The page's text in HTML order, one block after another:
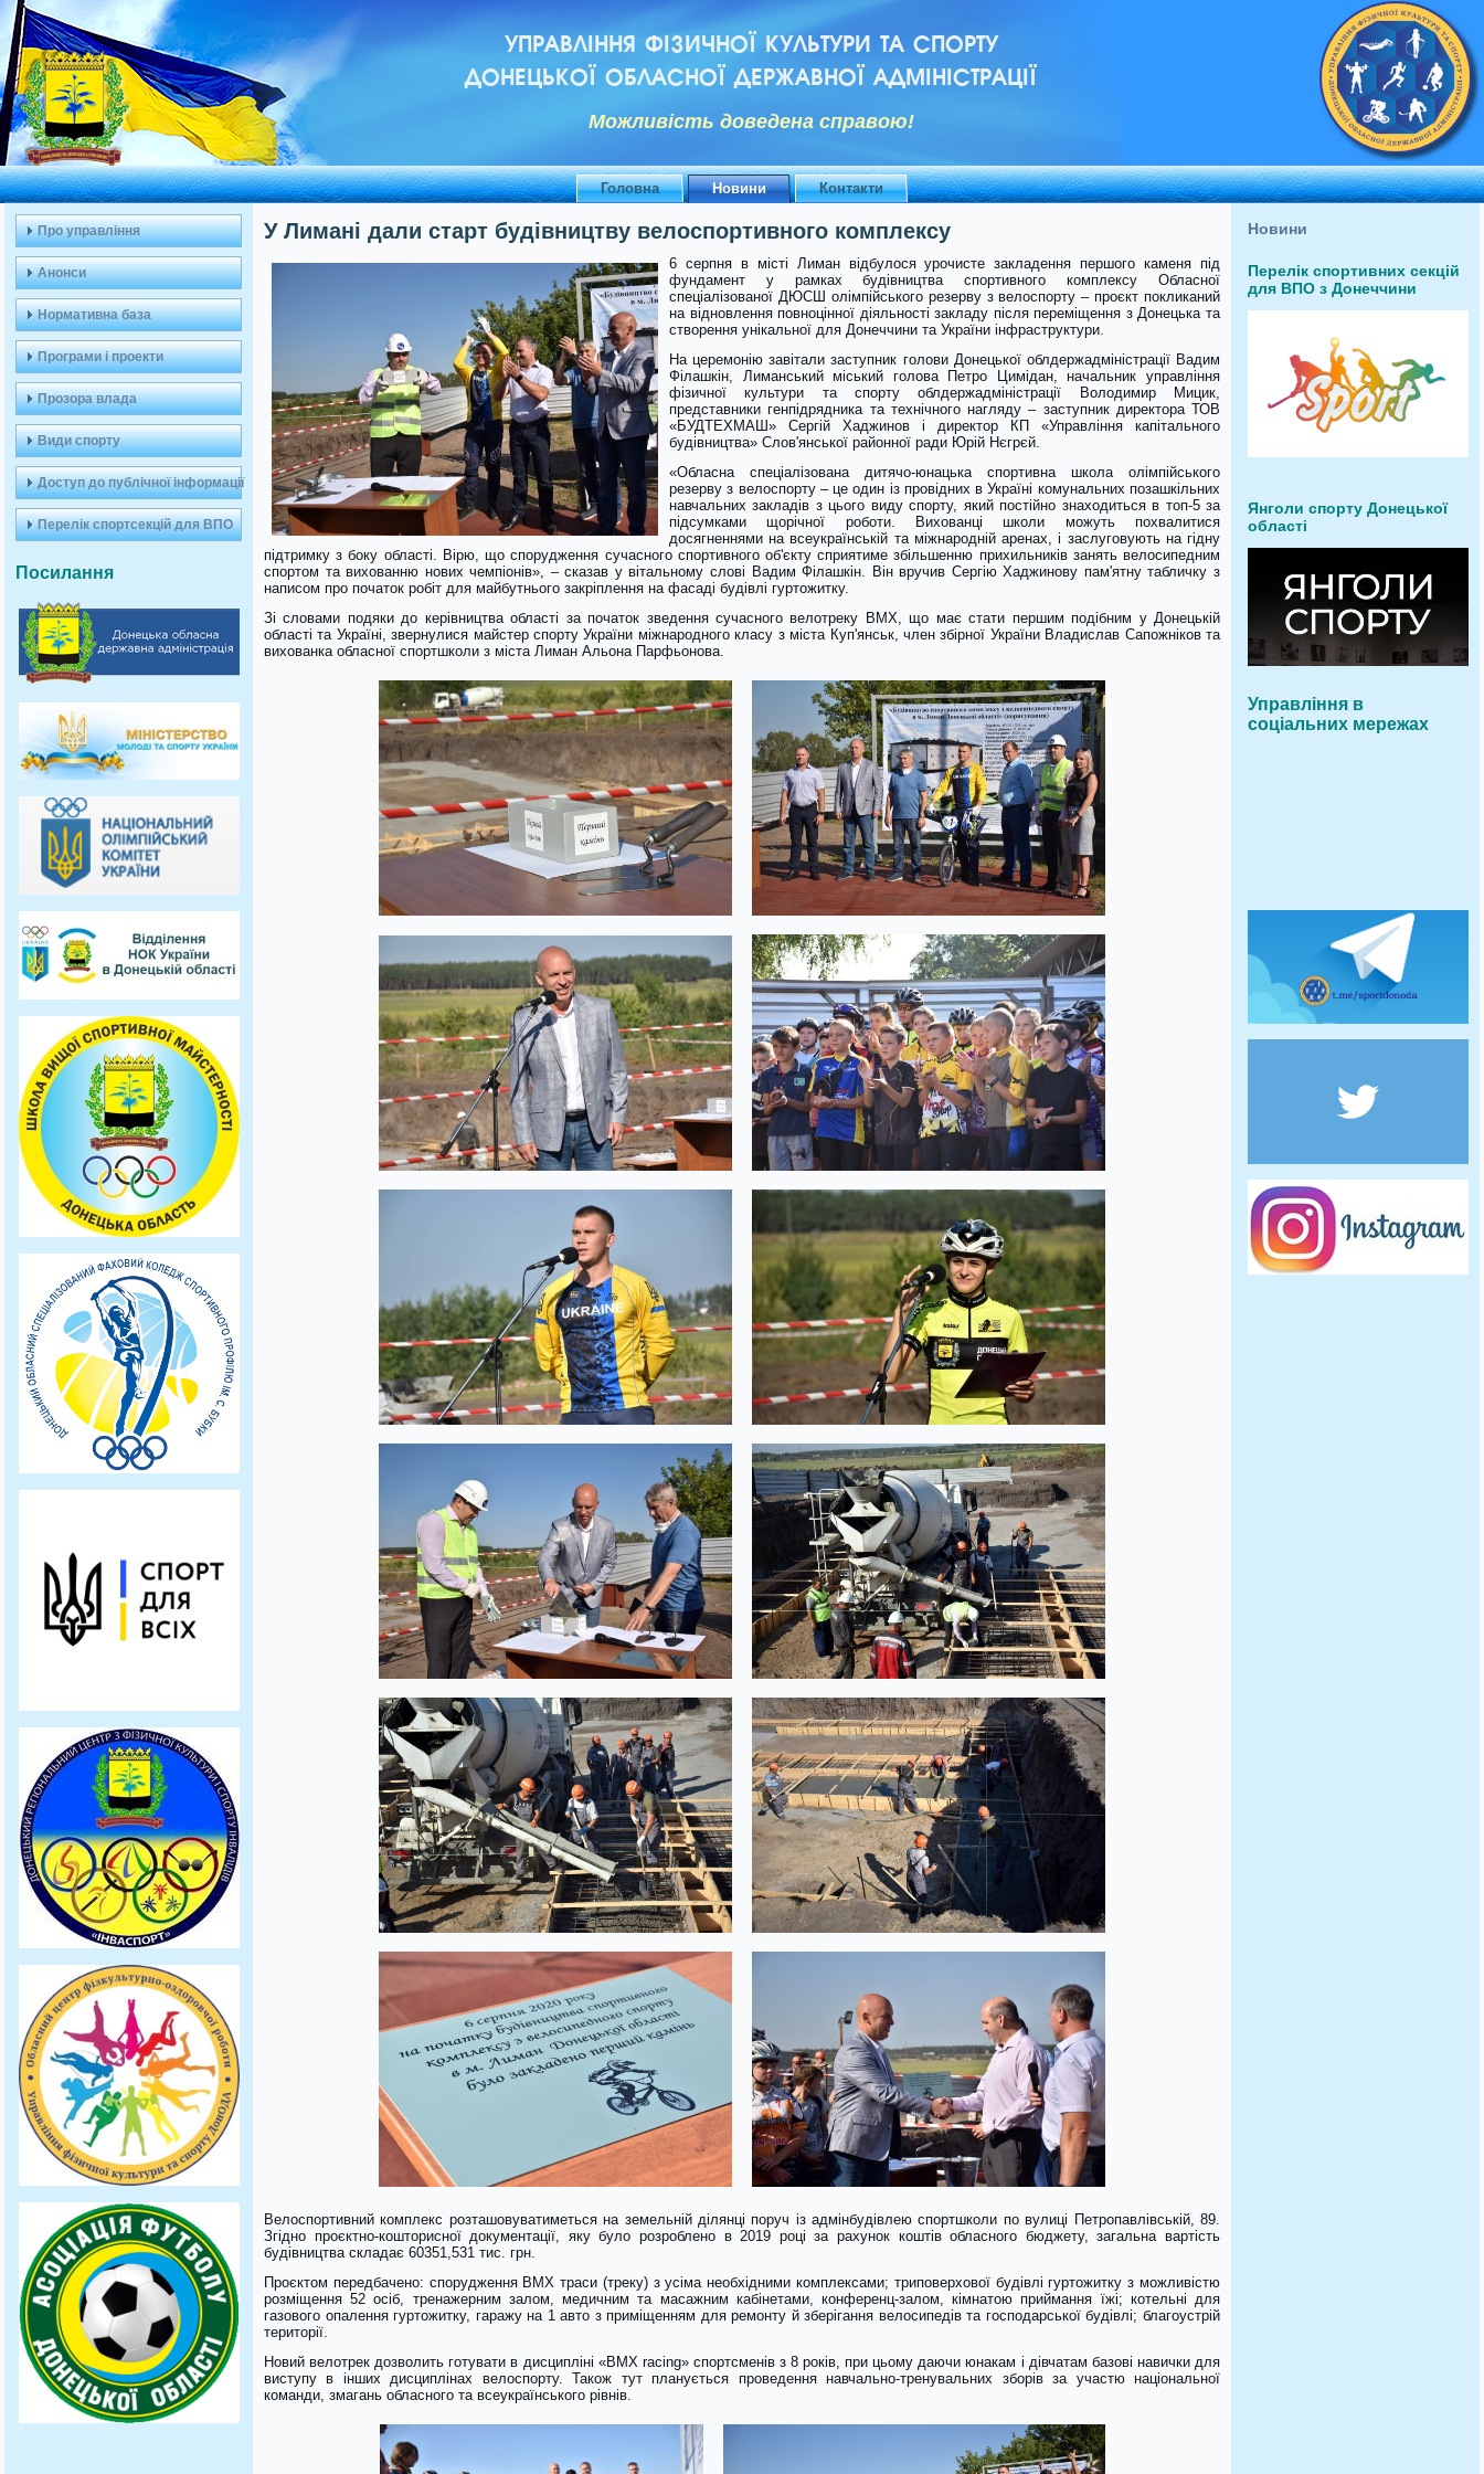
УПРАВЛІННЯ ФІЗИЧНОЇ КУЛЬТУРИ ТА СПОРТУ
ДОНЕЦЬКОЇ ОБЛАСНОЇ ДЕРЖАВНОЇ АДМІНІСТРАЦІЇ
Можливiсть доведена справою!
Головна Новини Контакти
Про управління
Анонси
Нормативна база
Програми і проекти
Прозора влада
Види спорту
Доступ до публічної інформації
Перелік спортсекцій для ВПО
Посилання
У Лимані дали старт будівництву велоспортивного комплексу
6 серпня в місті Лиман відбулося урочисте закладення першого каменя під
фундамент у рамках будівництва спортивного комплексу Обласної
спеціалізованої ДЮСШ олімпійського резерву з велоспорту – проєкт покликаний
на відновлення повноцінної діяльності закладу після переміщення з Донецька та
створення унікальної для Донеччини та України інфраструктури.
На церемонію завітали заступник голови Донецької облдержадміністрації Вадим
Філашкін, Лиманський міський голова Петро Цимідан, начальник управління
фізичної культури та спорту облдержадміністрації Володимир Мицик,
представники генпідрядника та технічного нагляду – заступник директора ТОВ
«БУДТЕХМАШ» Сергій Хаджинов і директор КП «Управління капітального
будівництва» Слов'янської районної ради Юрій Нєгрєй.
«Обласна спеціалізована дитячо-юнацька спортивна школа олімпійського
резерву з велоспорту – це один із провідних в Україні комунальних позашкільних
навчальних закладів з цього виду спорту, який постійно знаходиться в топ-5 за
підсумками щорічної роботи. Вихованці школи можуть похвалитися
досягненнями на всеукраїнській та міжнародній аренах, і заслуговують на гідну
підтримку з боку області. Вірю, що спорудження сучасного спортивного об'єкту сприятиме збільшенню прихильників занять велосипедним
спортом та вихованню нових чемпіонів», – сказав у вітальному слові Вадим Філашкін. Він вручив Сергію Хаджинову пам'ятну табличку з
написом про початок робіт для майбутнього закріплення на фасаді будівлі гуртожитку.
Зі словами подяки до керівництва області за початок зведення сучасного велотреку BMX, що має стати першим подібним у Донецькій
області та Україні, звернулися майстер спорту України міжнародного класу з міста Куп'янськ, член збірної України Владислав Сапожніков та
вихованка обласної спортшколи з міста Лиман Альона Парфьонова.
Велоспортивний комплекс розташовуватиметься на земельній ділянці поруч із адмінбудівлею спортшколи по вулиці Петропавлівській, 89.
Згідно проєктно-кошторисної документації, яку було розроблено в 2019 році за рахунок коштів обласного бюджету, загальна вартість
будівництва складає 60351,531 тис. грн.
Проєктом передбачено: спорудження ВМХ траси (треку) з усіма необхідними комплексами; триповерхової будівлі гуртожитку з можливістю
розміщення 52 осіб, тренажерним залом, медичним та масажним кабінетами, конференц-залом, кімнатою приймання їжі; котельні для
газового опалення гуртожитку, гаражу на 1 авто з приміщенням для ремонту й зберігання велосипедів та господарської будівлі; благоустрій
території.
Новий велотрек дозволить готувати в дисципліні «ВМХ racing» спортсменів з 8 років, при цьому даючи юнакам і дівчатам базові навички для
виступу в інших дисциплінах велоспорту. Також тут планується проведення навчально-тренувальних зборів за участю національної
команди, змагань обласного та всеукраїнського рівнів.
Новини
Перелік спортивних секцій
для ВПО з Донеччини
Янголи спорту Донецької
області
Управління в
соціальних мережах